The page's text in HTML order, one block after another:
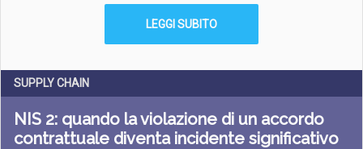
LEGGI SUBITO
SUPPLY CHAIN
NIS 2: quando la violazione di un accordo
contrattuale diventa incidente significativo